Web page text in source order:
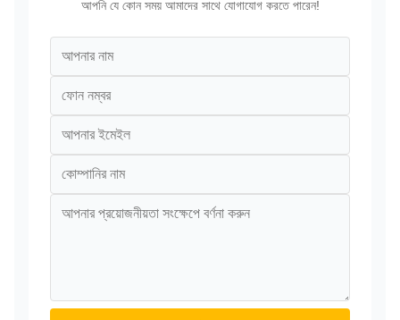
আপনি যে কোন সময় আমাদের সাথে যোগাযোগ করতে পারেন!